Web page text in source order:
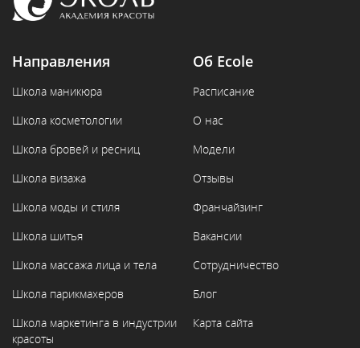
Направления
Школа маникюра
Школа косметологии
Школа бровей и ресниц
Школа визажа
Школа моды и стиля
Школа шитья
Школа массажа лица и тела
Школа парикмахеров
Школа маркетинга в индустрии
красоты
Об Ecole
Расписание
О нас
Модели
Отзывы
Франчайзинг
Вакансии
Сотрудничество
Блог
Карта сайта